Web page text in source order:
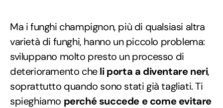
Ma i funghi champignon, più di qualsiasi altra
varietà di funghi, hanno un piccolo problema:
sviluppano molto presto un processo di
deterioramento cheli porta a diventare neri,
soprattutto quando sono stati già tagliati. Ti
spieghiamo perché succede e come evitare